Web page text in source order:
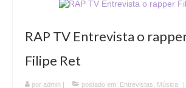
RAP TV Entrevista o
Filipe Ret
por admin postado em: Entrevistas Música